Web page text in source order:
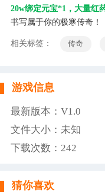
20w绑定元宝*1，大量红
书写属于你的极寒传奇！
相关标签： 传奇
游戏信息
最新版本：V1.0
文件大小：未知
下载次数： 242
猜你喜欢